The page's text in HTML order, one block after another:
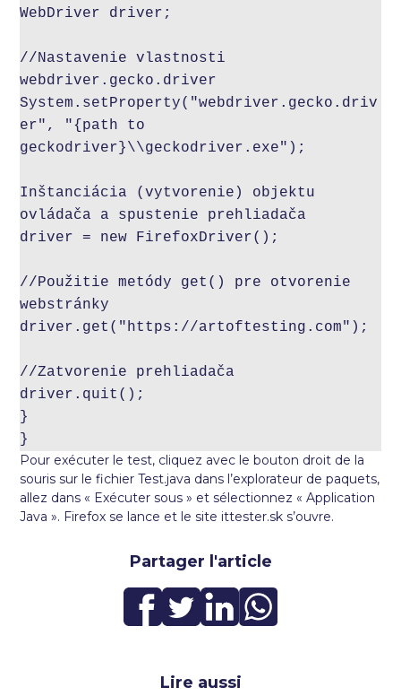
Partager l'article
WebDriver driver;
//Nastavenie vlastnosti
webdriver.gecko.driver
System.setProperty("webdriver.gecko.driv
er", "{path to
geckodriver}\\geckodriver.exe");
Inštanciácia (vytvorenie) objektu
ovládača a spustenie prehliadača
driver = new FirefoxDriver();
//Použitie metódy get() pre otvorenie
webstránky
driver.get("https://artoftesting.com");
//Zatvorenie prehliadača
driver.quit();
}
}
Pour exécuter le test, cliquez avec le bouton droit de la
souris sur le fichier Test.java dans l’explorateur de paquets,
allez dans « Exécuter sous » et sélectionnez « Application
Java ». Firefox se lance et le site ittester.sk s’ouvre.
Lire aussi